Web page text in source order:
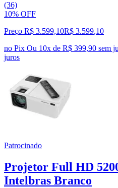
(36)
10% OFF
Preço R$ 3.599,10R$ 3.599,10
no Pix Ou 10x de R$ 399,90 sem
juros
Patrocinado
Projetor Full HD
Intelbras Branco